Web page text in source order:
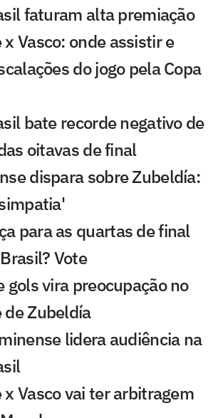
faturam alta premiação
Vasco: onde assistir e
do jogo pela Copa
bate recorde negativo de
oitavas de final
dispara sobre Zubeldía:
para as quartas de final
Vote
gols vira preocupação no
Zubeldía
lidera audiência na
Vasco vai ter arbitragem